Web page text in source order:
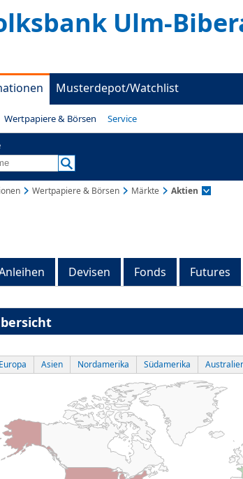
Ulm-
Musterdepot/Watchlist
Wertpapiere & Börsen Service
Wertpapiere & Börsen Märkte Aktien
Devisen Fonds Futures
Europa Asien Nordamerika Südamerika